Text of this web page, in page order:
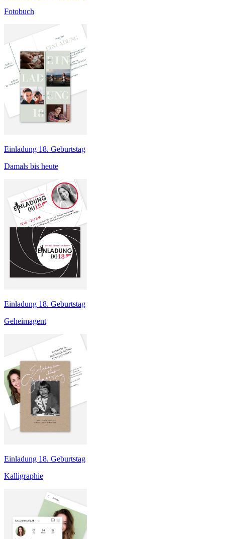
Fotobuch
Einladung 18. Geburtstag
Damals bis heute
Einladung 18. Geburtstag
Geheimagent
Einladung 18. Geburtstag
Kalligraphie